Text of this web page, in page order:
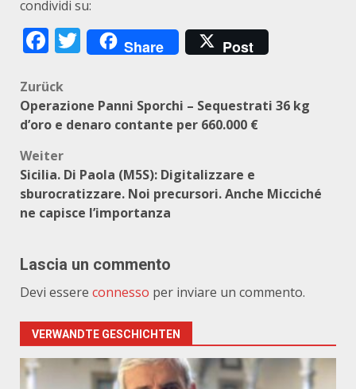
condividi su:
Facebook
Twitter
Share Post
Beitragsnavigation
Zurück
Operazione Panni Sporchi – Sequestrati 36 kg
d’oro e denaro contante per 660.000 €
Weiter
Sicilia. Di Paola (M5S): Digitalizzare e
sburocratizzare. Noi precursori. Anche Micciché
ne capisce l’importanza
Lascia un commento
Devi essere connesso per inviare un commento.
VERWANDTE GESCHICHTEN